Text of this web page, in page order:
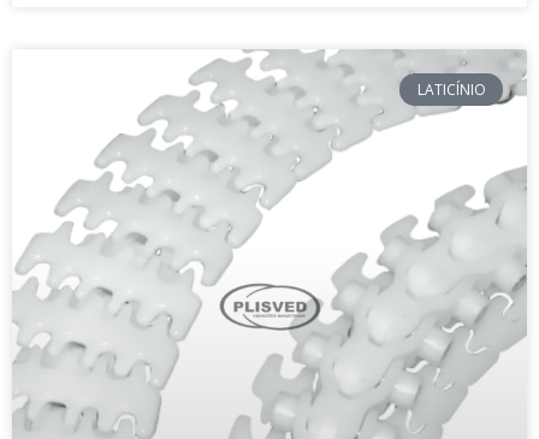
LATICÍNIO